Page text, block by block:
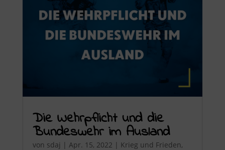
Die Wehrpflicht und die
Bundeswehr im Ausland
von sdaj | Apr. 15, 2022 | Krieg und Frieden,